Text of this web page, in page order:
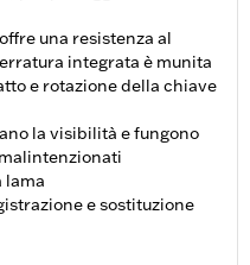
una resistenza al
integrata è munita
e rotazione della chiave
la visibilità e fungono
lama
e sostituzione